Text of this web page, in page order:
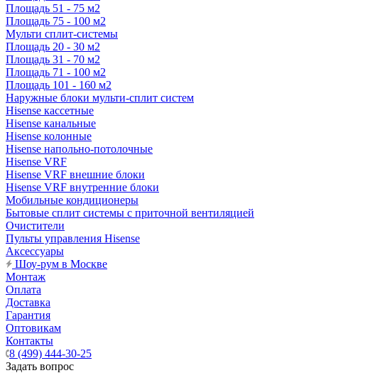
Площадь 51 - 75 м2
Площадь 75 - 100 м2
Мульти сплит-системы
Площадь 20 - 30 м2
Площадь 31 - 70 м2
Площадь 71 - 100 м2
Площадь 101 - 160 м2
Наружные блоки мульти-сплит систем
Hisense кассетные
Hisense канальные
Hisense колонные
Hisense напольно-потолочные
Hisense VRF
Hisense VRF внешние блоки
Hisense VRF внутренние блоки
Мобильные кондиционеры
Бытовые сплит системы с приточной вентиляцией
Очистители
Пульты управления Hisense
Аксессуары
Шоу-рум в Москве
Монтаж
Оплата
Доставка
Гарантия
Оптовикам
Контакты
8 (499) 444-30-25
Задать вопрос